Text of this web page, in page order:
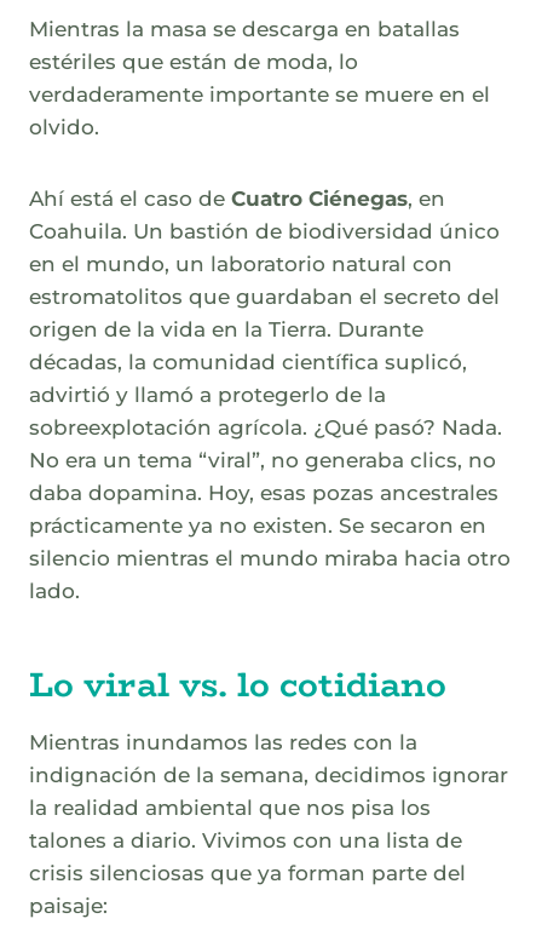
Mientras la masa se descarga en batallas
estériles que están de moda, lo
verdaderamente importante se muere en el
olvido.
Ahí está el caso de Cuatro Ciénegas, en
Coahuila. Un bastión de biodiversidad único
en el mundo, un laboratorio natural con
estromatolitos que guardaban el secreto del
origen de la vida en la Tierra. Durante
décadas, la comunidad científica suplicó,
advirtió y llamó a protegerlo de la
sobreexplotación agrícola. ¿Qué pasó? Nada.
No era un tema “viral”, no generaba clics, no
daba dopamina. Hoy, esas pozas ancestrales
prácticamente ya no existen. Se secaron en
silencio mientras el mundo miraba hacia otro
lado.
Lo viral vs. lo cotidiano
Mientras inundamos las redes con la
indignación de la semana, decidimos ignorar
la realidad ambiental que nos pisa los
talones a diario. Vivimos con una lista de
crisis silenciosas que ya forman parte del
paisaje: